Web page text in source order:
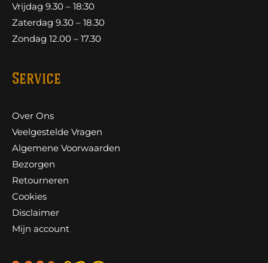
Vrijdag 9.30 – 18:30
Zaterdag 9.30 – 18.30
Zondag 12.00 – 17.30
Service
Over Ons
Veelgestelde Vragen
Algemene Voorwaarden
Bezorgen
Retourneren
Cookies
Disclaimer
Mijn account